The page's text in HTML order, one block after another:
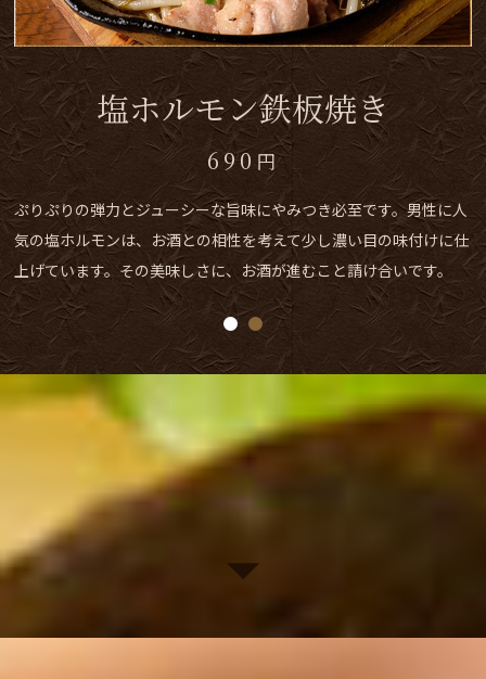
刺身盛り合わせ
1,080
ある日は、境港から仕入れたカンパチ、サーモン、甘えびを使用
季節によって旬を取り入れるため、その内容は日によって変わり
す。日本海で獲れる新鮮な魚介の味わいは格別です。